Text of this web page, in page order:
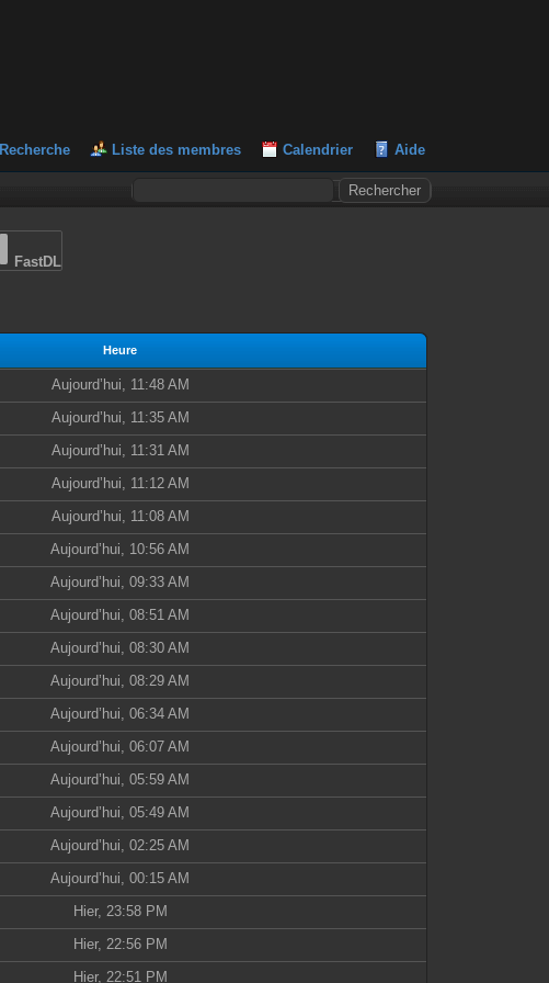
Recherche Liste des membres Calendrier Aide
FastDL
Heure
Aujourd’hui, 11:48 AM
Aujourd’hui, 11:35 AM
Aujourd’hui, 11:31 AM
Aujourd’hui, 11:12 AM
Aujourd’hui, 11:08 AM
Aujourd’hui, 10:56 AM
Aujourd’hui, 09:33 AM
Aujourd’hui, 08:51 AM
Aujourd’hui, 08:30 AM
Aujourd’hui, 08:29 AM
Aujourd’hui, 06:34 AM
Aujourd’hui, 06:07 AM
Aujourd’hui, 05:59 AM
Aujourd’hui, 05:49 AM
Aujourd’hui, 02:25 AM
Aujourd’hui, 00:15 AM
Hier, 23:58 PM
Hier, 22:56 PM
Hier, 22:51 PM